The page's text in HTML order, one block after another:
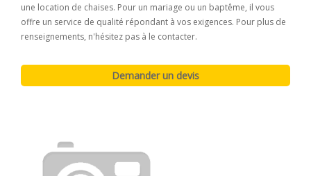
une location de chaises. Pour un mariage ou un baptême, il vous
offre un service de qualité répondant à vos exigences. Pour plus de
renseignements, n'hésitez pas à le contacter.